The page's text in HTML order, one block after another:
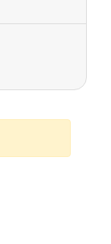
02/18/2026
02/12/2026